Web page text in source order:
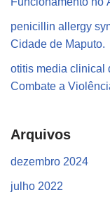
penicillin allergy
Cidade de Maputo.
otitis media clinical
Combate a
Arquivos
dezembro 2024
julho 2022